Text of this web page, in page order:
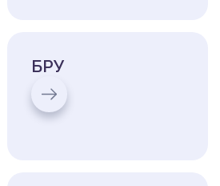
БРУ